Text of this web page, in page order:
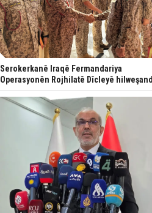
Serokerkanê Iraqê Fermandariya
Operasyonên Rojhilatê Dîcleyê hilweşand